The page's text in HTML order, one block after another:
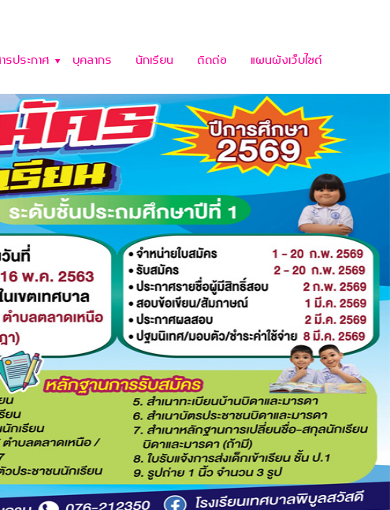
รประกาศ บุคลากร นักเรียน ติดต่อ แผนผังเว็บไซต์